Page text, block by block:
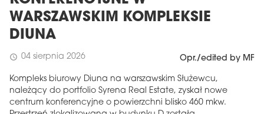
WARSZAWSKIM KOMPLEKSIE
DIUNA
schedule 04 sierpnia 2026 Opr./edited by MF
Kompleks biurowy Diuna na warszawskim Służewcu,
należący do portfolio Syrena Real Estate, zyskał nowe
centrum konferencyjne o powierzchni blisko 460 mkw.